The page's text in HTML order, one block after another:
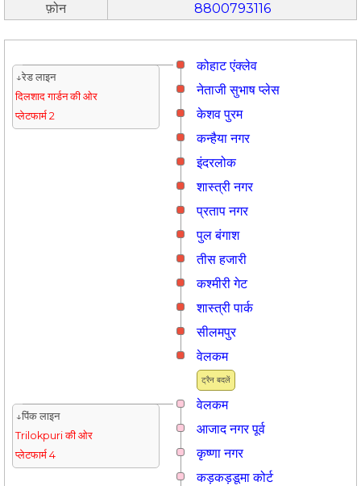
फ़ोन
8800793116
कोहाट एंक्लेव
↓रेड लाइन
दिलशाद गार्डन की ओर
प्लेटफार्म 2
नेताजी सुभाष प्लेस
केशव पुरम
कन्हैया नगर
इंदरलोक
शास्त्री नगर
प्रताप नगर
पुल बंगाश
तीस हजारी
कश्मीरी गेट
शास्त्री पार्क
सीलमपुर
ट्रैन बदलें
वेलकम
वेलकम
↓पिंक लाइन
Trilokpuri की ओर
प्लेटफार्म 4
आजाद नगर पूर्व
कृष्णा नगर
कड़कड़डूमा कोर्ट